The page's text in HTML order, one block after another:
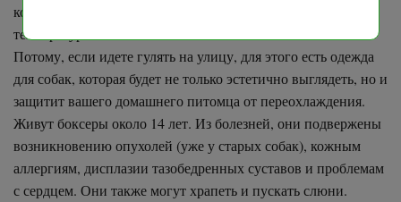
короткая шерсть не пригодна для слишком низких
температур.
Потому, если идете гулять на улицу, для этого есть одежда
для собак, которая будет не только эстетично выглядеть, но и
защитит вашего домашнего питомца от переохлаждения.
Живут боксеры около 14 лет. Из болезней, они подвержены
возникновению опухолей (уже у старых собак), кожным
аллергиям, дисплазии тазобедренных суставов и проблемам
с сердцем. Они также могут храпеть и пускать слюни.